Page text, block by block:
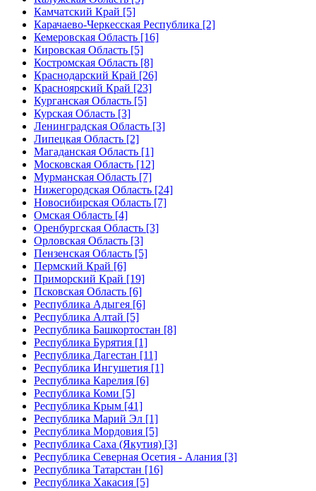
Камчатский Край [5]
Карачаево-Черкесская Республика [2]
Кемеровская Область [16]
Кировская Область [5]
Костромская Область [8]
Краснодарский Край [26]
Красноярский Край [23]
Курганская Область [5]
Курская Область [3]
Ленинградская Область [3]
Липецкая Область [2]
Магаданская Область [1]
Московская Область [12]
Мурманская Область [7]
Нижегородская Область [24]
Новосибирская Область [7]
Омская Область [4]
Оренбургская Область [3]
Орловская Область [3]
Пензенская Область [5]
Пермский Край [6]
Приморский Край [19]
Псковская Область [6]
Республика Адыгея [6]
Республика Алтай [5]
Республика Башкортостан [8]
Республика Бурятия [1]
Республика Дагестан [11]
Республика Ингушетия [1]
Республика Карелия [6]
Республика Коми [5]
Республика Крым [41]
Республика Марий Эл [1]
Республика Мордовия [5]
Республика Саха (Якутия) [3]
Республика Северная Осетия - Алания [3]
Республика Татарстан [16]
Республика Хакасия [5]